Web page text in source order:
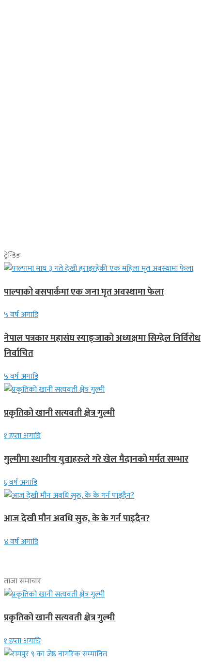
ट्रेन्डिङ
पाल्पाको बसपार्कमा एक जना मृत अवस्थामा फेला
५ वर्ष अगाडि
नेपाल पत्रकार महासंघ स्याङ्जाको अध्यक्षमा सिग्देल निर्विरोध
निर्वाचित
५ वर्ष अगाडि
प्रकृतिको खानी सत्यवती क्षेत्र गुल्मी
१ हप्ता अगाडि
गुल्मीमा स्थानीय युवाहरुले गरे खेल मैदानको मर्मत सम्भार
६ वर्ष अगाडि
आज देखी मौन अवधि सुरु, के के गर्न पाइदैन?
४ वर्ष अगाडि
ताजा समाचार
प्रकृतिको खानी सत्यवती क्षेत्र गुल्मी
१ हप्ता अगाडि